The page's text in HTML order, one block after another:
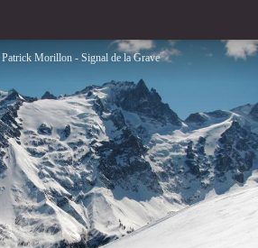
Morillon - Signal de la Grave